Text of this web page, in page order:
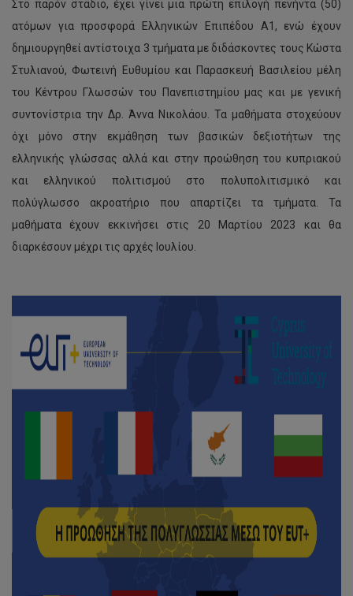
Στο παρόν στάδιο, έχει γίνει μια πρώτη επιλογή πενήντα (50)
ατόμων για προσφορά Ελληνικών Επιπέδου Α1, ενώ έχουν
δημιουργηθεί αντίστοιχα 3 τμήματα με διδάσκοντες τους Κώστα
Στυλιανού, Φωτεινή Ευθυμίου και Παρασκευή Βασιλείου μέλη
του Κέντρου Γλωσσών του Πανεπιστημίου μας και με γενική
συντονίστρια την Δρ. Άννα Νικολάου. Τα μαθήματα στοχεύουν
όχι μόνο στην εκμάθηση των βασικών δεξιοτήτων της
ελληνικής γλώσσας αλλά και στην προώθηση του κυπριακού
και ελληνικού πολιτισμού στο πολυπολιτισμικό και
πολύγλωσσο ακροατήριο που απαρτίζει τα τμήματα. Τα
μαθήματα έχουν εκκινήσει στις 20 Μαρτίου 2023 και θα
διαρκέσουν μέχρι τις αρχές Ιουλίου.